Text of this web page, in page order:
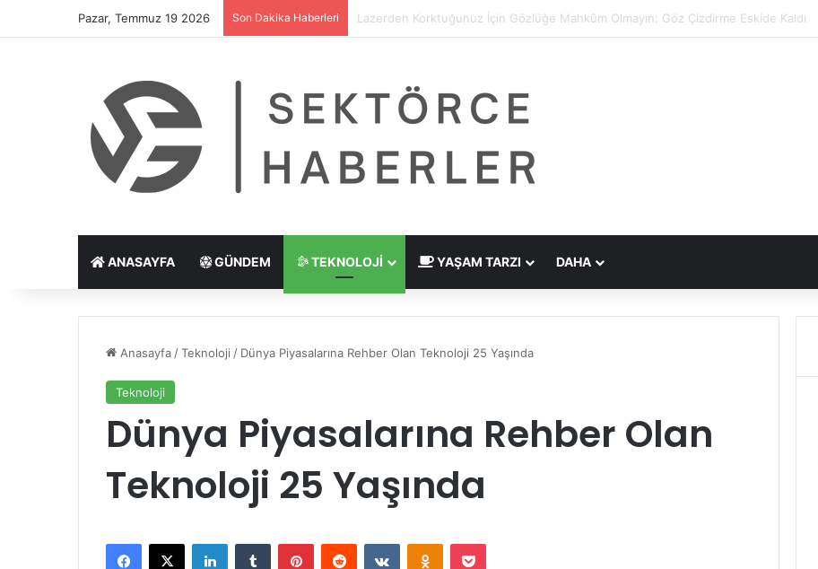
Pazar, Temmuz 19 2026 Son Dakika Haberleri Göz Çizdirme Eskide Kaldı: Görme Kusurlarının Tedavisinde Yeni Nesil Lazer Dönemi
ANASAYFA GÜNDEM TEKNOLOJI YAŞAM TARZI DAHA
Anasayfa /Teknoloji / Dünya Piyasalarına Rehber Olan Teknoloji 25 Yaşında
Teknoloji
Dünya Piyasalarına Rehber Olan
Teknoloji 25 Yaşında